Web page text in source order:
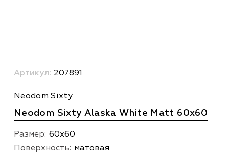
Артикул: 207891
Neodom Sixty
Neodom Sixty Alaska White Matt 60x60
Размер: 60х60
Поверхность: матовая